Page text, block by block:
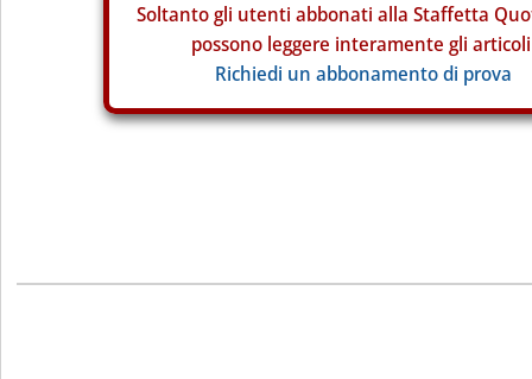
Soltanto gli utenti abbonati alla Staffetta
possono leggere interamente gli
Richiedi un abbonamento di prova